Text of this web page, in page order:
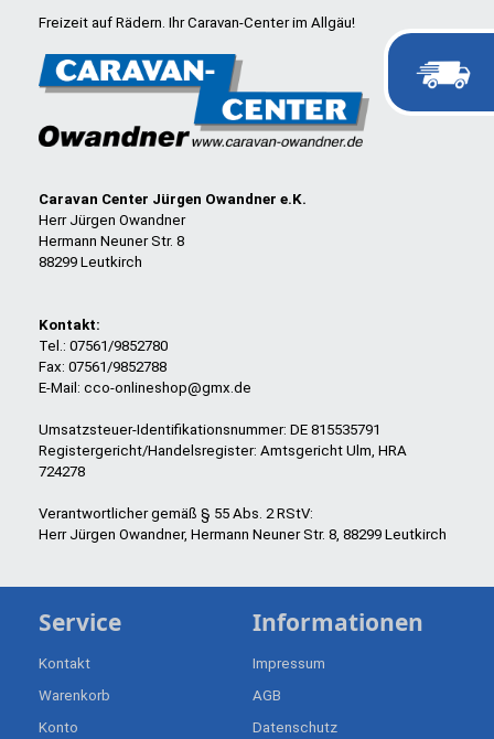
Freizeit auf Rädern. Ihr Caravan-Center im Allgäu!
Caravan Center Jürgen Owandner e.K.
Herr Jürgen Owandner
Hermann Neuner Str. 8
88299 Leutkirch
Kontakt:
Tel.: 07561/9852780
Fax: 07561/9852788
E-Mail: cco-onlineshop@gmx.de
Umsatzsteuer-Identifikationsnummer: DE 815535791
Registergericht/Handelsregister: Amtsgericht Ulm, HRA
724278
Verantwortlicher gemäß § 55 Abs. 2 RStV:
Herr Jürgen Owandner, Hermann Neuner Str. 8, 88299 Leutkirch
Service
Kontakt
Warenkorb
Konto
Informationen
Impressum
AGB
Datenschutz